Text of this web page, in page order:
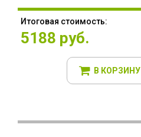
Итоговая стоимость:
5188 руб.
В КОРЗИНУ